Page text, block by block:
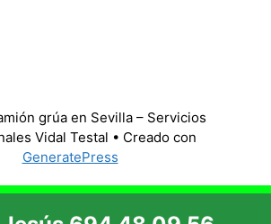
grúa en Sevilla – Servicios
Vidal Testal • Creado con
GeneratePress